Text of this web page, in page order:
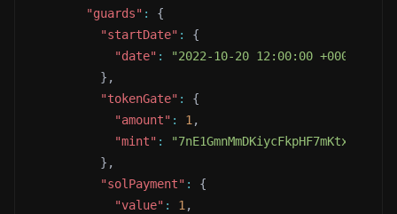
"guards" :
{
"startDate" :
{
"date" :
"2022-10-20 12:00:00 +0000"
} ,
"tokenGate" :
{
"amount" : 1 ,
"mint" :
} ,
"solPayment" :
{
"value" : 1 ,